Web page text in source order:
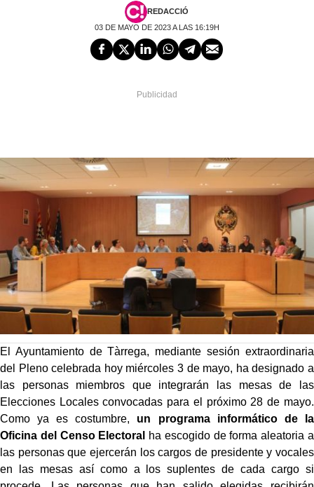
REDACCIÓ
03 DE MAYO DE 2023 A LAS 16:19H
El Ayuntamiento de Tàrrega, mediante sesión extraordinaria
del Pleno celebrada hoy miércoles 3 de mayo, ha designado a
las personas miembros que integrarán las mesas de las
Elecciones Locales convocadas para el próximo 28 de mayo.
Como ya es costumbre, un programa informático de la
Oficina del Censo Electoral
ha escogido de forma aleatoria a
las personas que ejercerán los cargos de presidente y vocales
en las mesas así como a los suplentes de cada cargo si